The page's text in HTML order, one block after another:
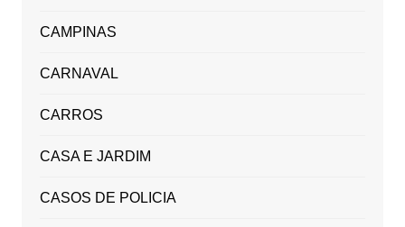
CAMPINAS
CARNAVAL
CARROS
CASA E JARDIM
CASOS DE POLICIA